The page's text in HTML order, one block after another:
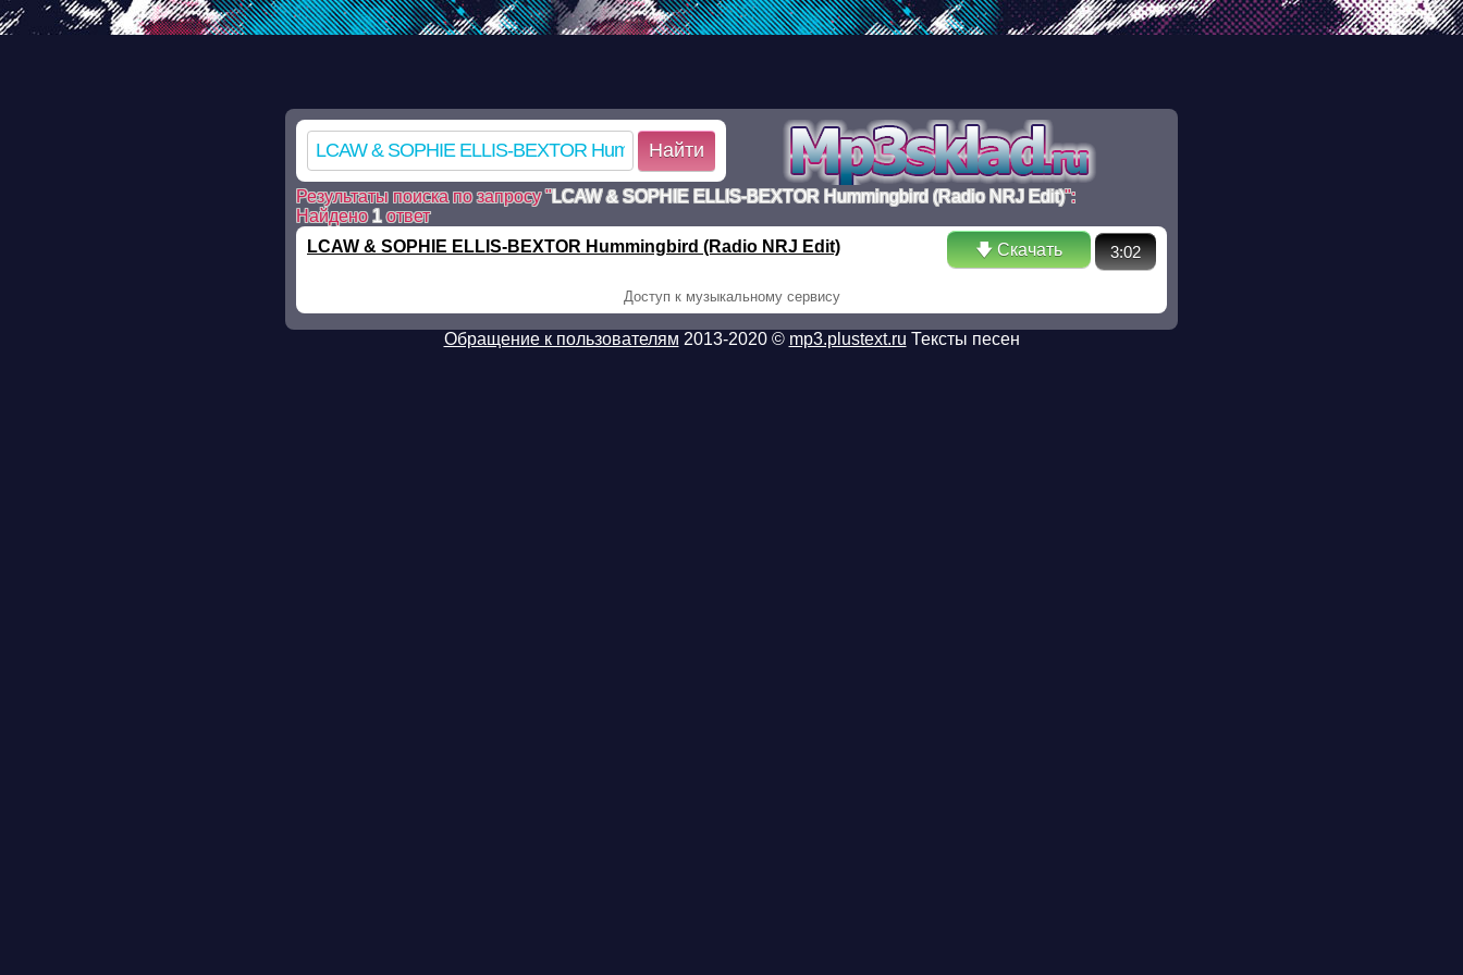
Warning: mkdir(): No such file or directory in /ssd/www/mp3sklad.ru/poisk.php on line 110 Warning: mkdir(): No such file or directory in /ssd/www/mp3sklad.ru/poisk.php on line 110 Warning:
mkdir(): No such file or directory in /ssd/www/mp3sklad.ru/poisk.php on line 110 Warning:
Найти
Результаты поиска по запросу " LCAW & SOPHIE ELLIS-BEXTOR Hummingbird (Radio NRJ Edit)":
Найдено1ответ
LCAW & SOPHIE ELLIS-BEXTOR Hummingbird (Radio NRJ Edit)
🡇 Скачать 3:02
Доступ к музыкальному сервису
Обращение к пользователям 2013-2020 © mp3.plustext.ru Тексты песен